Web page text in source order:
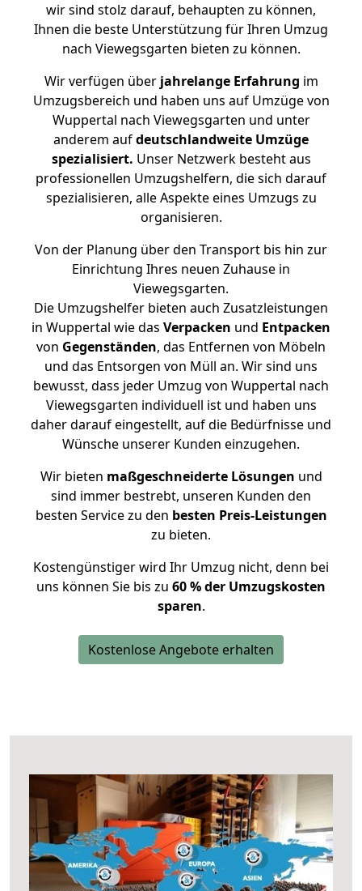
wir sind stolz darauf, behaupten zu können,
Ihnen die beste Unterstützung für Ihren Umzug
nach Viewegsgarten bieten zu können.
Wir verfügen überjahrelange Erfahrung im
Umzugsbereich und haben uns auf Umzüge von
Wuppertal nach Viewegsgarten und unter
anderem aufdeutschlandweite Umzüge
spezialisiert. Unser Netzwerk besteht aus
professionellen Umzugshelfern, die sich darauf
spezialisieren, alle Aspekte eines Umzugs zu
organisieren.
Von der Planung über den Transport bis hin zur
Einrichtung Ihres neuen Zuhause in
Viewegsgarten.
Die Umzugshelfer bieten auch Zusatzleistungen
in Wuppertal wie das Verpacken und Entpacken
von Gegenständen, das Entfernen von Möbeln
und das Entsorgen von Müll an. Wir sind uns
bewusst, dass jeder Umzug von Wuppertal nach
Viewegsgarten individuell ist und haben uns
daher darauf eingestellt, auf die Bedürfnisse und
Wünsche unserer Kunden einzugehen.
Wir bieten maßgeschneiderte Lösungen und
sind immer bestrebt, unseren Kunden den
besten Service zu den besten Preis-Leistungen
zu bieten.
Kostengünstiger wird Ihr Umzug nicht, denn bei
uns können Sie bis zu 60 % der Umzugskosten
sparen.
Kostenlose Angebote erhalten